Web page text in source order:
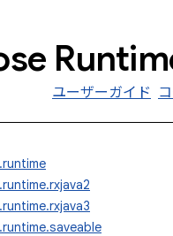
ユーザーガイド